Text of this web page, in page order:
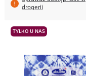
drogerii
TYLKO U NAS